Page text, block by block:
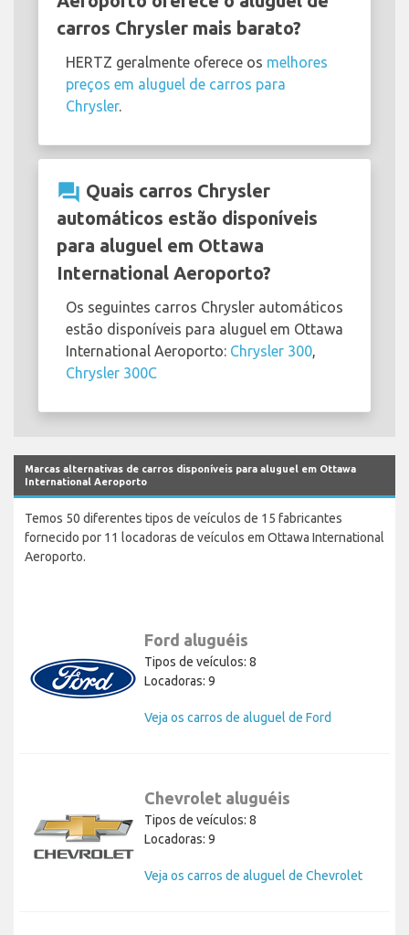
carros Chrysler mais barato?
HERTZ geralmente oferece os melhores
preços em aluguel de carros para
Chrysler.
question_answer Quais carros Chrysler
automáticos estão disponíveis
para aluguel em Ottawa
International Aeroporto?
Os seguintes carros Chrysler automáticos
estão disponíveis para aluguel em Ottawa
International Aeroporto: Chrysler 300,
Chrysler 300C
Marcas alternativas de carros disponíveis para aluguel em Ottawa
International Aeroporto
Temos 50 diferentes tipos de veículos de 15 fabricantes
fornecido por 11 locadoras de veículos em Ottawa International
Aeroporto.
Ford aluguéis
Tipos de veículos: 8
Locadoras: 9
Veja os carros de aluguel de Ford
Chevrolet aluguéis
Tipos de veículos: 8
Locadoras: 9
Veja os carros de aluguel de Chevrolet